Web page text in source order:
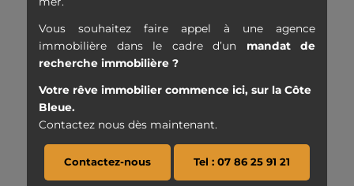
Vous souhaitez faire appel à une agence
immobilière dans le cadre d’un mandat de
recherche immobilière ?
Votre rêve immobilier commence ici, sur la Côte
Bleue.
Contactez nous dès maintenant.
Contactez-nous Tel : 07 86 25 91 21